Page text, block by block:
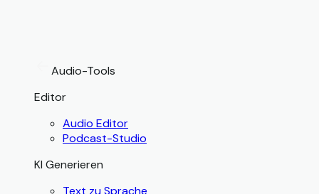
Audio-Tools
Editor
Audio Editor
Podcast-Studio
KI Generieren
Text zu Sprache